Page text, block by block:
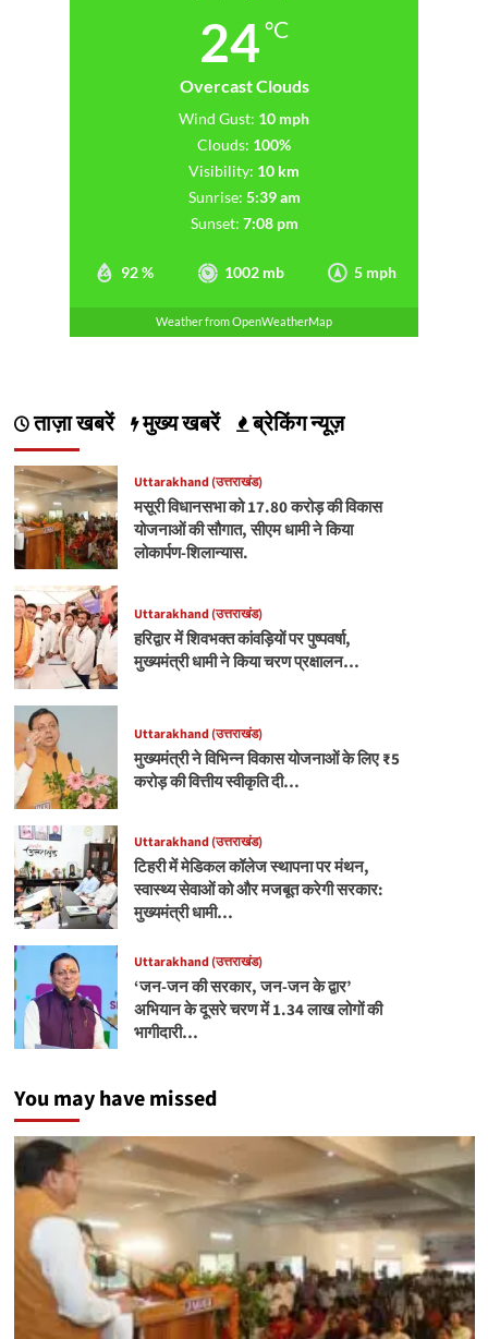
24 °C
Overcast Clouds
92 % 1002 mb 5 mph
Wind Gust: 10 mph
Clouds: 100%
Visibility: 10 km
Sunrise: 5:39 am
Sunset: 7:08 pm
Weather from OpenWeatherMap
ताज़ा खबरें मुख्य खबरें ब्रेकिंग न्यूज़
Uttarakhand (उत्तराखंड)
मसूरी विधानसभा को 17.80 करोड़ की विकास
योजनाओं की सौगात, सीएम धामी ने किया
लोकार्पण-शिलान्यास.
Uttarakhand (उत्तराखंड)
हरिद्वार में शिवभक्त कांवड़ियों पर पुष्पवर्षा,
मुख्यमंत्री धामी ने किया चरण प्रक्षालन…
Uttarakhand (उत्तराखंड)
मुख्यमंत्री ने विभिन्न विकास योजनाओं के लिए ₹5
करोड़ की वित्तीय स्वीकृति दी…
Uttarakhand (उत्तराखंड)
टिहरी में मेडिकल कॉलेज स्थापना पर मंथन,
स्वास्थ्य सेवाओं को और मजबूत करेगी सरकार:
मुख्यमंत्री धामी…
Uttarakhand (उत्तराखंड)
‘जन-जन की सरकार, जन-जन के द्वार’
अभियान के दूसरे चरण में 1.34 लाख लोगों की
भागीदारी…
You may have missed